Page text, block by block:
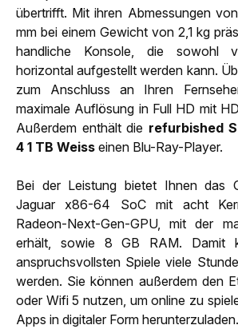
übertrifft. Mit ihren Abmessungen
mm bei einem Gewicht von 2,1 kg
handliche Konsole, die sowohl
horizontal aufgestellt werden kann.
zum Anschluss an Ihren
maximale Auflösung in Full HD mit
Außerdem enthält die refurbished
4 1 TB Weiss einen Blu-Ray-Player.
Bei der Leistung bietet Ihnen das
Jaguar x86-64 SoC mit acht
Radeon-Next-Gen-GPU, mit der
erhält, sowie 8 GB RAM. Damit
anspruchsvollsten Spiele viele
werden. Sie können außerdem den
oder Wifi 5 nutzen, um online zu
Apps in digitaler Form